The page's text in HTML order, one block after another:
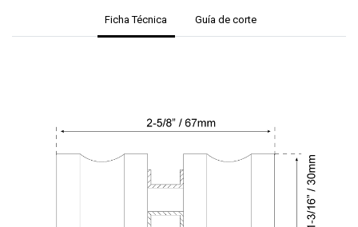
Ficha Técnica Guía de corte